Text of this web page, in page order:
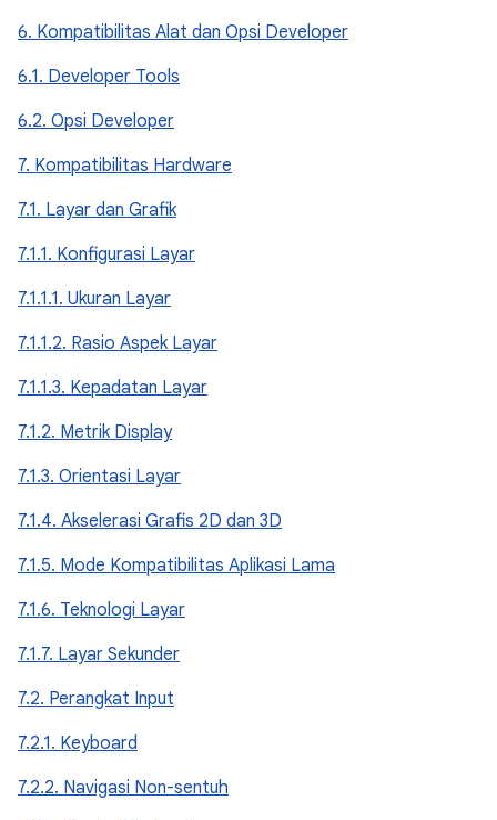
6. Kompatibilitas Alat dan Opsi Developer
6.1. Developer Tools
6.2. Opsi Developer
7. Kompatibilitas Hardware
7.1. Layar dan Grafik
7.1.1. Konfigurasi Layar
7.1.1.1. Ukuran Layar
7.1.1.2. Rasio Aspek Layar
7.1.1.3. Kepadatan Layar
7.1.2. Metrik Display
7.1.3. Orientasi Layar
7.1.4. Akselerasi Grafis 2D dan 3D
7.1.5. Mode Kompatibilitas Aplikasi Lama
7.1.6. Teknologi Layar
7.1.7. Layar Sekunder
7.2. Perangkat Input
7.2.1. Keyboard
7.2.2. Navigasi Non-sentuh